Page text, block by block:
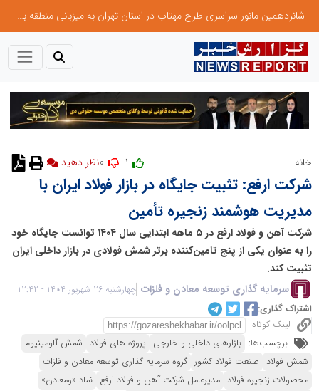
شانزدهمین مانور سراسری طرح مهتاب در استان تهران به میزبانی منطقه برق لواسان
خانه نظر دهید
شرکت ارفع: تثبیت جایگاه در بازار فولاد ایران با
مدیریت هوشمند زنجیره تأمین
شرکت آهن و فولاد ارفع در ۵ ماهه ابتدایی سال ۱۴۰۴ توانست جایگاه خود
را به عنوان یکی از پنج تامین‌کننده برتر شمش فولادی در بازار داخلی ایران
تثبیت کند.
سرمایه گذاری توسعه معادن و فلزات چهارشنبه 26 شهریور 1404 - 12:42
اشتراک گذاری:
لینک کوتاه
برچسب‌ها: بازارهای داخلی و خارجی پروژه های فولاد شمش آلومینیوم
شمش فولاد صنعت فولاد کشور گروه سرمایه گذاری توسعه معادن و فلزات
محصولات زنجیره فولاد مدیرعامل شرکت آهن و فولاد ارفع نماد «ومعادن»